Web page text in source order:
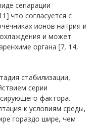
сепарации
что согласуется с
ионов натрия и
и может
органа [7, 14,
стабилизации,
серии
фактора.
к условиям среды,
гораздо шире, чем